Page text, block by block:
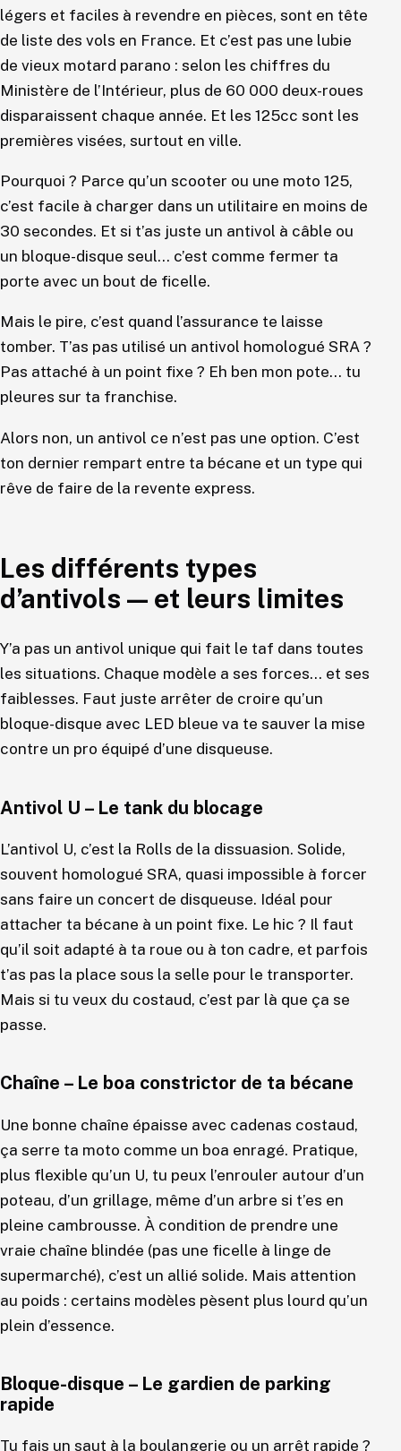
légers et faciles à revendre en pièces, sont en tête
de liste des vols en France. Et c’est pas une lubie
de vieux motard parano : selon les chiffres du
Ministère de l’Intérieur, plus de 60 000 deux-roues
disparaissent chaque année. Et les 125cc sont les
premières visées, surtout en ville.
Pourquoi ? Parce qu’un scooter ou une moto 125,
c’est facile à charger dans un utilitaire en moins de
30 secondes. Et si t’as juste un antivol à câble ou
un bloque-disque seul… c’est comme fermer ta
porte avec un bout de ficelle.
Mais le pire, c’est quand l’assurance te laisse
tomber. T’as pas utilisé un antivol homologué SRA ?
Pas attaché à un point fixe ? Eh ben mon pote… tu
pleures sur ta franchise.
Alors non, un antivol ce n’est pas une option. C’est
ton dernier rempart entre ta bécane et un type qui
rêve de faire de la revente express.
Les différents types
d’antivols — et leurs limites
Y’a pas un antivol unique qui fait le taf dans toutes
les situations. Chaque modèle a ses forces… et ses
faiblesses. Faut juste arrêter de croire qu’un
bloque-disque avec LED bleue va te sauver la mise
contre un pro équipé d’une disqueuse.
Antivol U – Le tank du blocage
L’antivol U, c’est la Rolls de la dissuasion. Solide,
souvent homologué SRA, quasi impossible à forcer
sans faire un concert de disqueuse. Idéal pour
attacher ta bécane à un point fixe. Le hic ? Il faut
qu’il soit adapté à ta roue ou à ton cadre, et parfois
t’as pas la place sous la selle pour le transporter.
Mais si tu veux du costaud, c’est par là que ça se
passe.
Chaîne – Le boa constrictor de ta bécane
Une bonne chaîne épaisse avec cadenas costaud,
ça serre ta moto comme un boa enragé. Pratique,
plus flexible qu’un U, tu peux l’enrouler autour d’un
poteau, d’un grillage, même d’un arbre si t’es en
pleine cambrousse. À condition de prendre une
vraie chaîne blindée (pas une ficelle à linge de
supermarché), c’est un allié solide. Mais attention
au poids : certains modèles pèsent plus lourd qu’un
plein d’essence.
Bloque-disque – Le gardien de parking
rapide
Tu fais un saut à la boulangerie ou un arrêt rapide ?